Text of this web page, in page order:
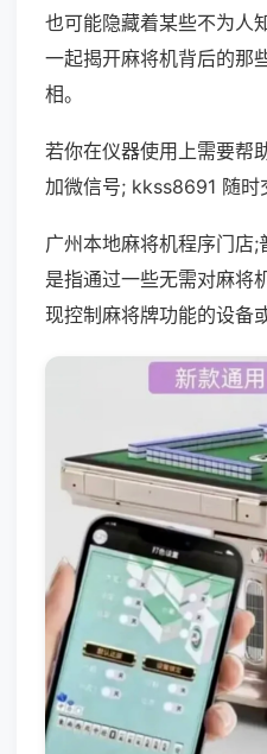
也可能隐藏着某些不为人
一起揭开麻将机背后的那
相。
若你在仪器使用上需要帮
加微信号; kkss8691 随时
广州本地麻将机程序门店
是指通过一些无需对麻将
现控制麻将牌功能的设备